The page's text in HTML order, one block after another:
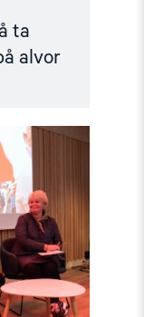
ta
alvor